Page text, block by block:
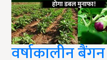
वर्षाकालीन